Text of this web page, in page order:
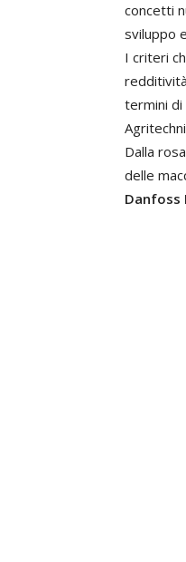
concetti
sviluppo e
I criteri
redditività
termini di
Dalla rosa
delle
Danfoss